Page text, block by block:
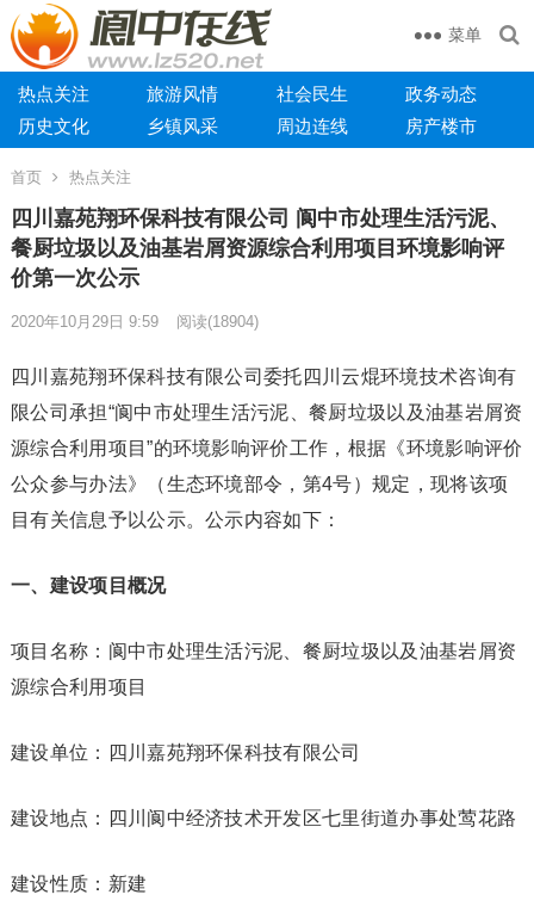
菜单
热点关注 旅游风情 社会民生
政务动态
历史文化
乡镇风采 周边连线 房产楼市
首页 热点关注
四川嘉苑翔环保科技有限公司 阆中市处理生活污泥、
餐厨垃圾以及油基岩屑资源综合利用项目环境影响评
价第一次公示
2020年10月29日 9:59 阅读(18904)
四川嘉苑翔环保科技有限公司委托四川云焜环境技术咨询有
限公司承担“阆中市处理生活污泥、餐厨垃圾以及油基岩屑资
源综合利用项目”的环境影响评价工作，根据《环境影响评价
公众参与办法》（生态环境部令，第4号）规定，现将该项
目有关信息予以公示。公示内容如下：
一、建设项目概况
项目名称：阆中市处理生活污泥、餐厨垃圾以及油基岩屑资
源综合利用项目
建设单位：四川嘉苑翔环保科技有限公司
建设地点：四川阆中经济技术开发区七里街道办事处莺花路
建设性质：新建